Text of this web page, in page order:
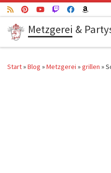
Zum Inhalt springen
Metzgerei &
Start»Blog »Metzgerei »grillen »